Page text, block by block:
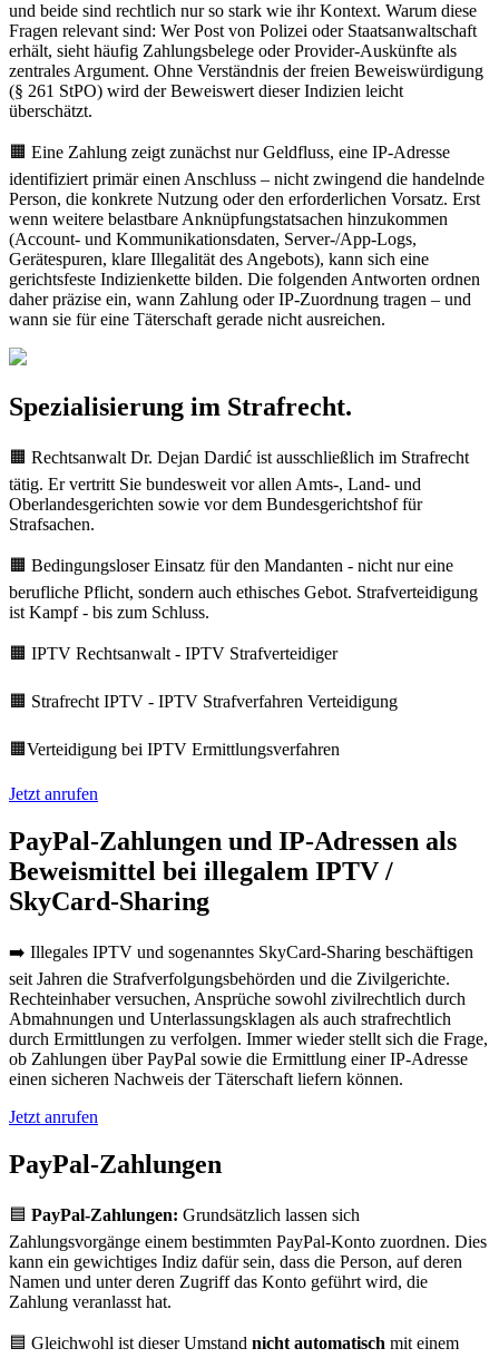
und beide sind rechtlich nur so stark wie ihr Kontext. Warum diese
Fragen relevant sind: Wer Post von Polizei oder Staatsanwaltschaft
erhält, sieht häufig Zahlungsbelege oder Provider-Auskünfte als
zentrales Argument. Ohne Verständnis der freien Beweiswürdigung
(§ 261 StPO) wird der Beweiswert dieser Indizien leicht
überschätzt.
🟧 Eine Zahlung zeigt zunächst nur Geldfluss, eine IP-Adresse
identifiziert primär einen Anschluss – nicht zwingend die handelnde
Person, die konkrete Nutzung oder den erforderlichen Vorsatz. Erst
wenn weitere belastbare Anknüpfungstatsachen hinzukommen
(Account- und Kommunikationsdaten, Server-/App-Logs,
Gerätespuren, klare Illegalität des Angebots), kann sich eine
gerichtsfeste Indizienkette bilden. Die folgenden Antworten ordnen
daher präzise ein, wann Zahlung oder IP-Zuordnung tragen – und
wann sie für eine Täterschaft gerade nicht ausreichen.
Spezialisierung im Strafrecht.
🟧 Rechtsanwalt Dr. Dejan Dardić ist ausschließlich im Strafrecht
tätig. Er vertritt Sie bundesweit vor allen Amts-, Land- und
Oberlandesgerichten sowie vor dem Bundesgerichtshof für
Strafsachen.
🟧 Bedingungsloser Einsatz für den Mandanten - nicht nur eine
berufliche Pflicht, sondern auch ethisches Gebot. Strafverteidigung
ist Kampf - bis zum Schluss.
🟧 IPTV Rechtsanwalt - IPTV Strafverteidiger
🟧 Strafrecht IPTV - IPTV Strafverfahren Verteidigung
🟧Verteidigung bei IPTV Ermittlungsverfahren
Jetzt anrufen
PayPal-Zahlungen und IP-Adressen als
Beweismittel bei illegalem IPTV /
SkyCard-Sharing
➡️ Illegales IPTV und sogenanntes SkyCard-Sharing beschäftigen
seit Jahren die Strafverfolgungsbehörden und die Zivilgerichte.
Rechteinhaber versuchen, Ansprüche sowohl zivilrechtlich durch
Abmahnungen und Unterlassungsklagen als auch strafrechtlich
durch Ermittlungen zu verfolgen. Immer wieder stellt sich die Frage,
ob Zahlungen über PayPal sowie die Ermittlung einer IP-Adresse
einen sicheren Nachweis der Täterschaft liefern können.
Jetzt anrufen
PayPal-Zahlungen
🟦 PayPal-Zahlungen: Grundsätzlich lassen sich
Zahlungsvorgänge einem bestimmten PayPal-Konto zuordnen. Dies
kann ein gewichtiges Indiz dafür sein, dass die Person, auf deren
Namen und unter deren Zugriff das Konto geführt wird, die
Zahlung veranlasst hat.
🟦 Gleichwohl ist dieser Umstand nicht automatisch mit einem